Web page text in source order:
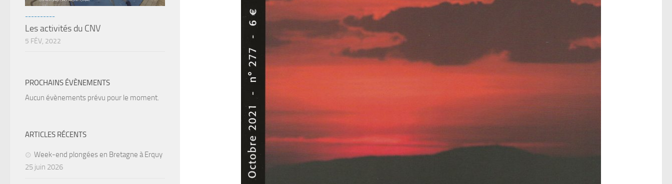
----------
Les activités du CNV
5 FÉV, 2022
PROCHAINS ÉVÈNEMENTS
Aucun évènements prévu pour le moment.
ARTICLES RÉCENTS
Week-end plongées en Bretagne à Erquy
25 juin 2026